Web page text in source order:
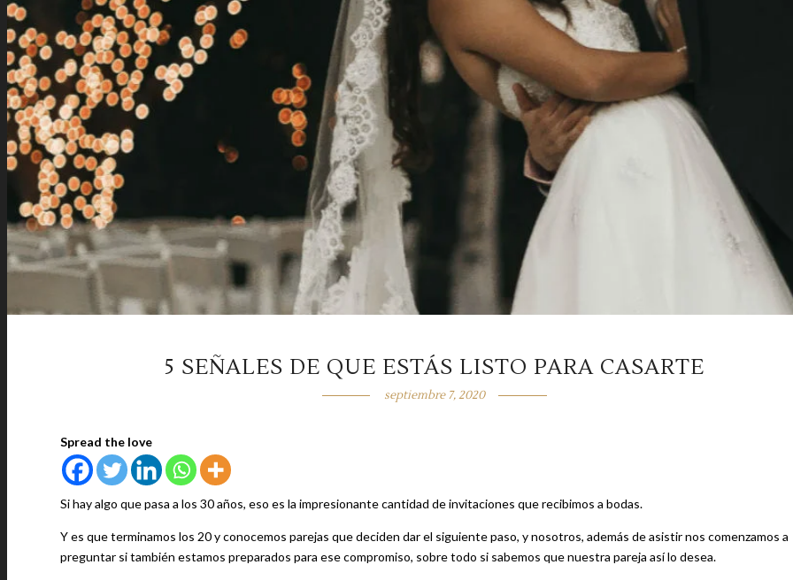
5 SEÑALES DE QUE ESTÁS LISTO PARA CASARTE
septiembre 7, 2020
Spread the love
Si hay algo que pasa a los 30 años, eso es la impresionante cantidad de invitaciones que recibimos a bodas.
Y es que terminamos los 20 y conocemos parejas que deciden dar el siguiente paso, y nosotros, además de asistir nos comenzamos a
preguntar si también estamos preparados para ese compromiso, sobre todo si sabemos que nuestra pareja así lo desea.